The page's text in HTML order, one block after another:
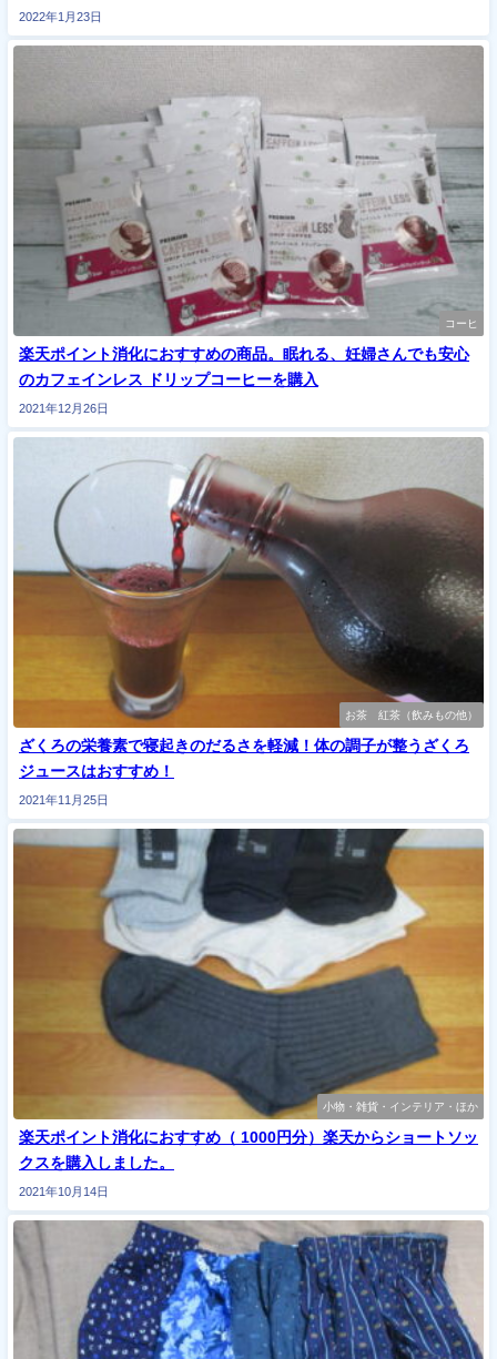
2022年1月23日
コーヒ
楽天ポイント消化におすすめの商品。眠れる、妊婦さんでも安心
のカフェインレス ドリップコーヒーを購入
2021年12月26日
お茶 紅茶（飲みもの他）
ざくろの栄養素で寝起きのだるさを軽減！体の調子が整うざくろ
ジュースはおすすめ！
2021年11月25日
小物・雑貨・インテリア・ほか
楽天ポイント消化におすすめ（ 1000円分）楽天からショートソッ
クスを購入しました。
2021年10月14日